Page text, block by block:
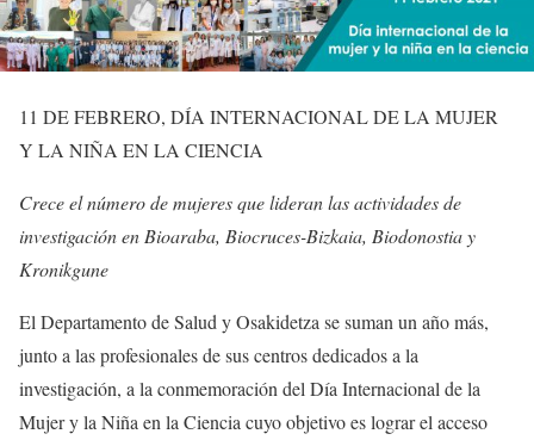
11 DE FEBRERO, DÍA INTERNACIONAL DE LA MUJER
Y LA NIÑA EN LA CIENCIA
Crece el número de mujeres que lideran las actividades de
investigación en Bioaraba, Biocruces-Bizkaia, Biodonostia y
Kronikgune
El Departamento de Salud y Osakidetza se suman un año más,
junto a las profesionales de sus centros dedicados a la
investigación, a la conmemoración del Día Internacional de la
Mujer y la Niña en la Ciencia cuyo objetivo es lograr el acceso